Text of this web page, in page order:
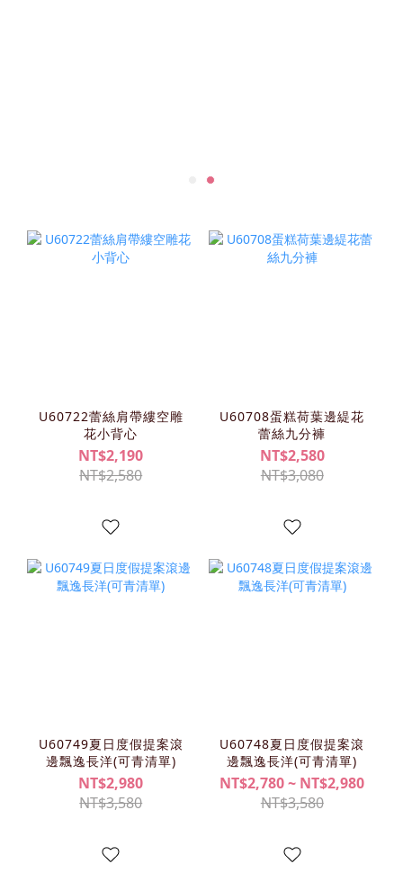
U60722蕾絲肩帶縷空雕
花小背心
NT$2,190
NT$2,580
U60708蛋糕荷葉邊緹花
蕾絲九分褲
NT$2,580
NT$3,080
U60749夏日度假提案滾
邊飄逸長洋(可青清單)
NT$2,980
NT$3,580
U60748夏日度假提案滾
邊飄逸長洋(可青清單)
NT$2,780 ~ NT$2,980
NT$3,580